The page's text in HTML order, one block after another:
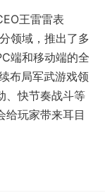
王雷雷表
领域，推出了多
端和移动端的全
布局军武游戏领
、快节奏战斗等
给玩家带来耳目